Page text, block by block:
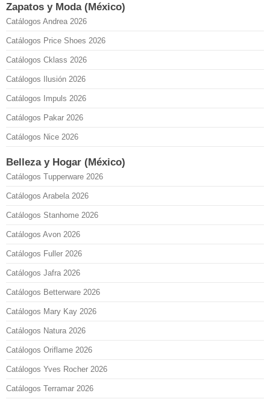
Zapatos y Moda (México)
Catálogos Andrea 2026
Catálogos Price Shoes 2026
Catálogos Cklass 2026
Catálogos Ilusión 2026
Catálogos Impuls 2026
Catálogos Pakar 2026
Catálogos Nice 2026
Belleza y Hogar (México)
Catálogos Tupperware 2026
Catálogos Arabela 2026
Catálogos Stanhome 2026
Catálogos Avon 2026
Catálogos Fuller 2026
Catálogos Jafra 2026
Catálogos Betterware 2026
Catálogos Mary Kay 2026
Catálogos Natura 2026
Catálogos Oriflame 2026
Catálogos Yves Rocher 2026
Catálogos Terramar 2026